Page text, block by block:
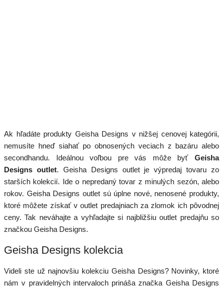
Ak hľadáte produkty Geisha Designs v nižšej cenovej kategórii,
nemusíte hneď siahať po obnosených veciach z bazáru alebo
secondhandu. Ideálnou voľbou pre vás môže byť Geisha
Designs outlet. Geisha Designs outlet je výpredaj tovaru zo
starších kolekcií. Ide o nepredaný tovar z minulých sezón, alebo
rokov. Geisha Designs outlet sú úplne nové, nenosené produkty,
ktoré môžete získať v outlet predajniach za zlomok ich pôvodnej
ceny. Tak neváhajte a vyhľadajte si najbližšiu outlet predajňu so
značkou Geisha Designs.
Geisha Designs kolekcia
Videli ste už najnovšiu kolekciu Geisha Designs? Novinky, ktoré
nám v pravidelných intervaloch prináša značka Geisha Designs